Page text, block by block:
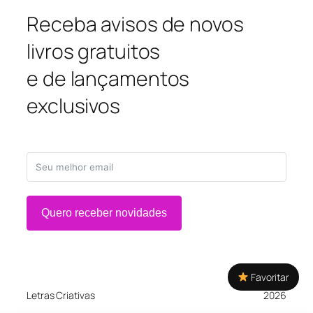
Receba avisos de novos
livros gratuitos
e de lançamentos
exclusivos
Quero receber novidades
Letras Criativas 2026
Favoritar